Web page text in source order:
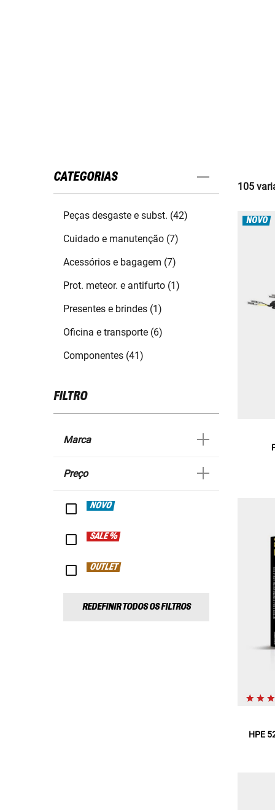
CATEGORIAS
Peças desgaste e subst. (42)
Cuidado e manutenção (7)
Acessórios e bagagem (7)
Prot. meteor. e antifurto (1)
Presentes e brindes (1)
Oficina e transporte (6)
Componentes (41)
FILTRO
Marca
Preço
NOVO
SALE %
OUTLET
REDEFINIR TODOS OS FILTROS
105
NOVO
HPE